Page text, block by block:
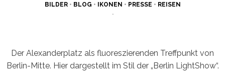
BILDER• BLOG • IKONEN • PRESSE • REISEN
Der Alexanderplatz als fluoreszierenden Treffpunkt von
Berlin-Mitte. Hier dargestellt im Stil der „Berlin LightShow“.